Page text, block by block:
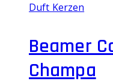
Duft Kerzen
Beamer
Champa